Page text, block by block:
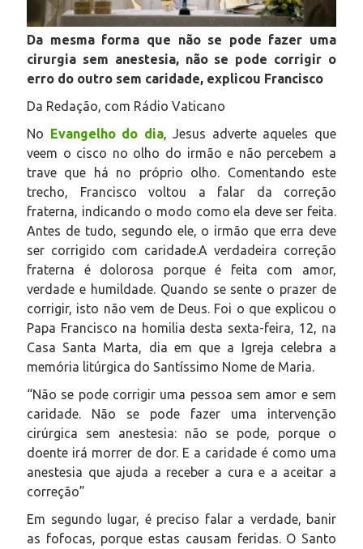
Da mesma forma que não se pode fazer uma
cirurgia sem anestesia, não se pode corrigir o
erro do outro sem caridade, explicou Francisco
Da Redação, com Rádio Vaticano
No Evangelho do dia, Jesus adverte aqueles que
veem o cisco no olho do irmão e não percebem a
trave que há no próprio olho. Comentando este
trecho, Francisco voltou a falar da correção
fraterna, indicando o modo como ela deve ser feita.
Antes de tudo, segundo ele, o irmão que erra deve
ser corrigido com caridade.A verdadeira correção
fraterna é dolorosa porque é feita com amor,
verdade e humildade. Quando se sente o prazer de
corrigir, isto não vem de Deus. Foi o que explicou o
Papa Francisco na homilia desta sexta-feira, 12, na
Casa Santa Marta, dia em que a Igreja celebra a
memória litúrgica do Santíssimo Nome de Maria.
“Não se pode corrigir uma pessoa sem amor e sem
caridade. Não se pode fazer uma intervenção
cirúrgica sem anestesia: não se pode, porque o
doente irá morrer de dor. E a caridade é como uma
anestesia que ajuda a receber a cura e a aceitar a
correção”
Em segundo lugar, é preciso falar a verdade, banir
as fofocas, porque estas causam feridas. O Santo